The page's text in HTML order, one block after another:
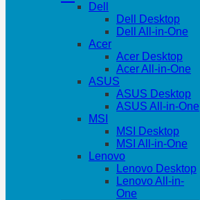
Dell
Dell Desktop
Dell All-in-One
Acer
Acer Desktop
Acer All-in-One
ASUS
ASUS Desktop
ASUS All-in-One
MSI
MSI Desktop
MSI All-in-One
Lenovo
Lenovo Desktop
Lenovo All-in-
One